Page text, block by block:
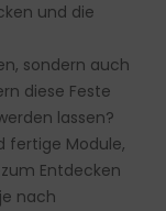
und die
sondern auch
diese Feste
lassen?
fertige Module,
Entdecken
nach